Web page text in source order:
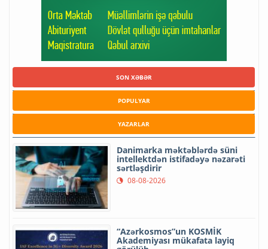
SON XƏBƏR
POPULYAR
YAZARLAR
Danimarka məktəblərdə süni
intellektdən istifadəyə nəzarəti
sərtləşdirir
08-08-2026
“Azərkosmos”un KOSMİK
Akademiyası mükafata layiq